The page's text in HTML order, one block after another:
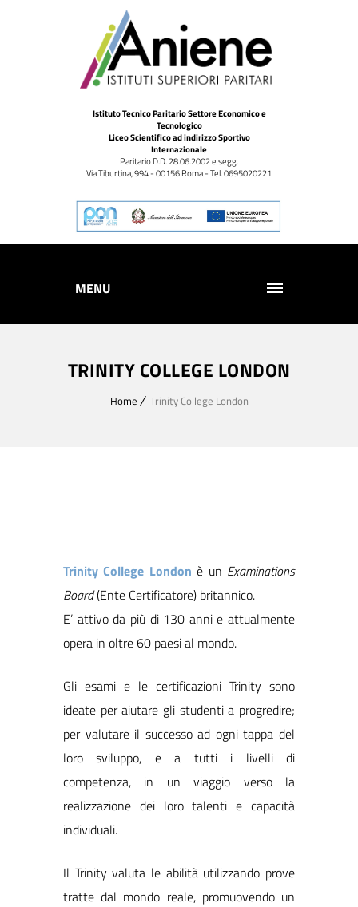
Istituto Tecnico Paritario Settore Economico e
Tecnologico
Liceo Scientifico ad indirizzo Sportivo
Internazionale
Paritario D.D. 28.06.2002 e segg.
Via Tiburtina, 994 - 00156 Roma - Tel. 0695020221
MENU
TRINITY COLLEGE LONDON
Home Trinity College London
Trinity College London è un Examinations
Board(Ente Certificatore) britannico.
E’ attivo da più di 130 anni e attualmente
opera in oltre 60 paesi al mondo.
Gli esami e le certificazioni Trinity sono
ideate per aiutare gli studenti a progredire;
per valutare il successo ad ogni tappa del
loro sviluppo, e a tutti i livelli di
competenza, in un viaggio verso la
realizzazione dei loro talenti e capacità
individuali.
Il Trinity valuta le abilità utilizzando prove
tratte dal mondo reale, promuovendo un